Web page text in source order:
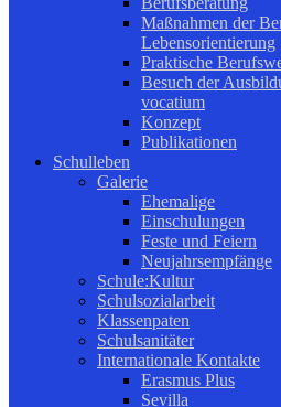
Maßnahmen der
Lebensorientierung
Praktische
Besuch der
vocatium
Konzept
Publikationen
Schulleben
Galerie
Ehemalige
Einschulungen
Feste und Feiern
Neujahrsempfänge
Schule:Kultur
Schulsozialarbeit
Klassenpaten
Schulsanitäter
Internationale Kontakte
Erasmus Plus
Sevilla